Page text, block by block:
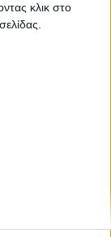
κλικ στο